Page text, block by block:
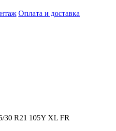
Оплата и доставка
30 R21 105Y XL FR